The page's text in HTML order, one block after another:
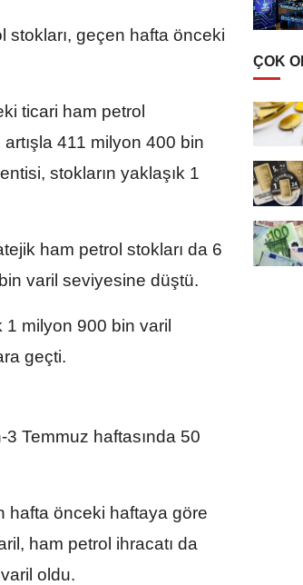
stokları, geçen hafta önceki
ticari ham petrol
411 milyon 400 bin
stokların yaklaşık 1
ham petrol stokları da 6
varil seviyesine düştü.
1 milyon 900 bin varil
geçti.
Temmuz haftasında 50
hafta önceki haftaya göre
ham petrol ihracatı da
oldu.
ÇOK